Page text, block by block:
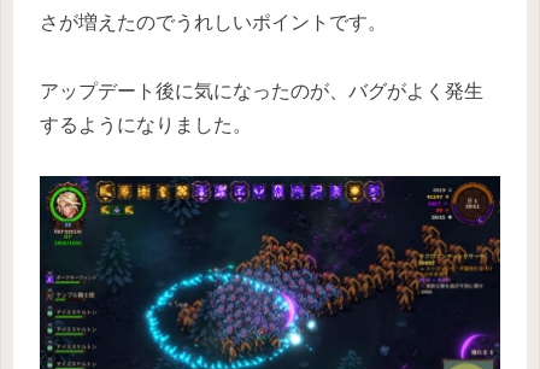
さが増えたのでうれしいポイントです。
アップデート後に気になったのが、バグがよく発生
するようになりました。